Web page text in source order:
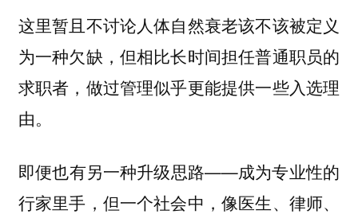
这里暂且不讨论人体自然衰老该不该被定义
为一种欠缺，但相比长时间担任普通职员的
求职者，做过管理似乎更能提供一些入选理
由。
即便也有另一种升级思路——成为专业性的
行家里手，但一个社会中，像医生、律师、